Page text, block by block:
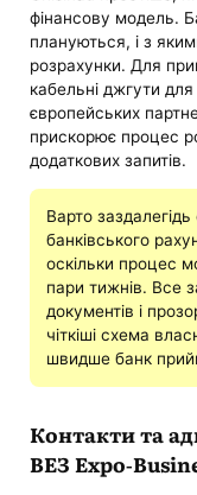
фінансову модель.
плануються, і з
розрахунки. Для
кабельні джгути
європейських
прискорює процес
додаткових запитів.
Варто
банківського
оскільки процес
пари тижнів. Все
документів і
чіткіші схема
швидше банк
Контакти та
ВЕЗ Expo-